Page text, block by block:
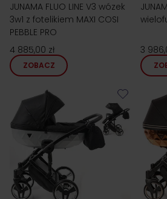
JUNAMA FLUO LINE V3 wózek
3w1 z fotelikiem MAXI COSI
PEBBLE PRO
4 885,00 zł
ZOBACZ
3